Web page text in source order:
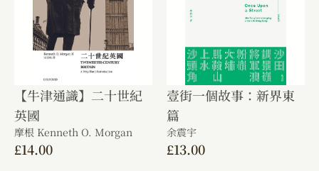
【牛津通識】二十世紀
英國
摩根 Kenneth O. Morgan
£14.00
壹街一個故事：新界東
篇
余震宇
£13.00